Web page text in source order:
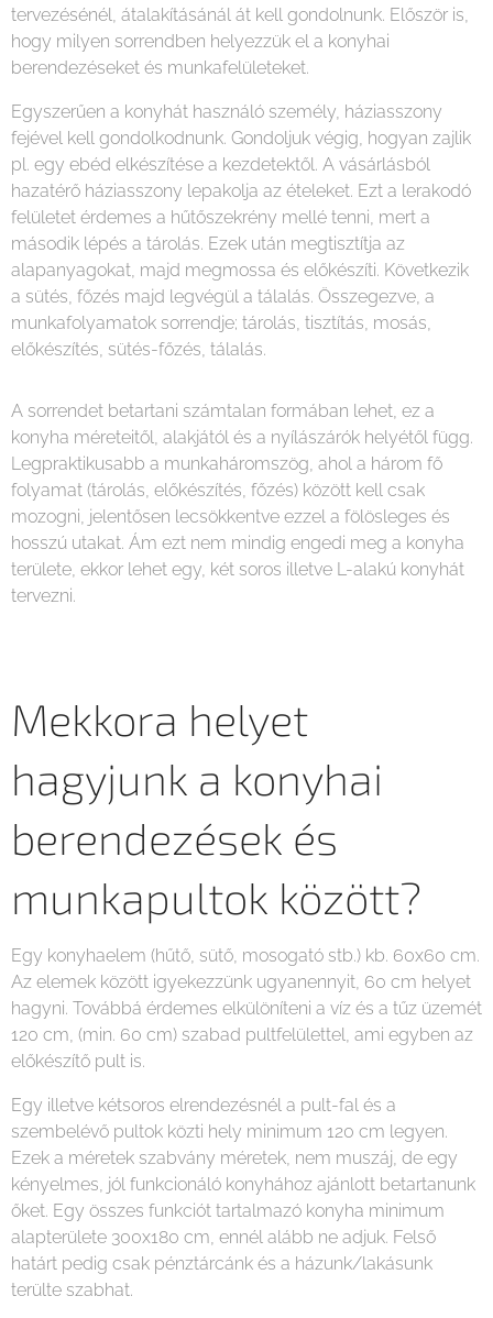
tervezésénél, átalakításánál át kell gondolnunk. Először is,
hogy milyen sorrendben helyezzük el a konyhai
berendezéseket és munkafelületeket.
Egyszerűen a konyhát használó személy, háziasszony
fejével kell gondolkodnunk. Gondoljuk végig, hogyan zajlik
pl. egy ebéd elkészítése a kezdetektől. A vásárlásból
hazatérő háziasszony lepakolja az ételeket. Ezt a lerakodó
felületet érdemes a hűtőszekrény mellé tenni, mert a
második lépés a tárolás. Ezek után megtisztítja az
alapanyagokat, majd megmossa és előkészíti. Következik
a sütés, főzés majd legvégül a tálalás. Összegezve, a
munkafolyamatok sorrendje; tárolás, tisztítás, mosás,
előkészítés, sütés-főzés, tálalás.
A sorrendet betartani számtalan formában lehet, ez a
konyha méreteitől, alakjától és a nyílászárók helyétől függ.
Legpraktikusabb a munkaháromszög, ahol a három fő
folyamat (tárolás, előkészítés, főzés) között kell csak
mozogni, jelentősen lecsökkentve ezzel a fölösleges és
hosszú utakat. Ám ezt nem mindig engedi meg a konyha
területe, ekkor lehet egy, két soros illetve L-alakú konyhát
tervezni.
Mekkora helyet
hagyjunk a konyhai
berendezések és
munkapultok között?
Egy konyhaelem (hűtő, sütő, mosogató stb.) kb. 60x60 cm.
Az elemek között igyekezzünk ugyanennyit, 60 cm helyet
hagyni. Továbbá érdemes elkülöníteni a víz és a tűz üzemét
120 cm, (min. 60 cm) szabad pultfelülettel, ami egyben az
előkészítő pult is.
Egy illetve kétsoros elrendezésnél a pult-fal és a
szembelévő pultok közti hely minimum 120 cm legyen.
Ezek a méretek szabvány méretek, nem muszáj, de egy
kényelmes, jól funkcionáló konyhához ajánlott betartanunk
őket. Egy összes funkciót tartalmazó konyha minimum
alapterülete 300x180 cm, ennél alább ne adjuk. Felső
határt pedig csak pénztárcánk és a házunk/lakásunk
terülte szabhat.